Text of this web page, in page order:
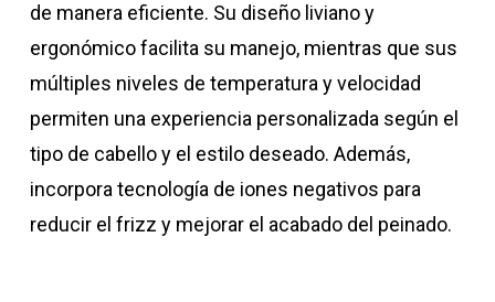
de manera eficiente. Su diseño liviano y
ergonómico facilita su manejo, mientras que sus
múltiples niveles de temperatura y velocidad
permiten una experiencia personalizada según el
tipo de cabello y el estilo deseado. Además,
incorpora tecnología de iones negativos para
reducir el frizz y mejorar el acabado del peinado.